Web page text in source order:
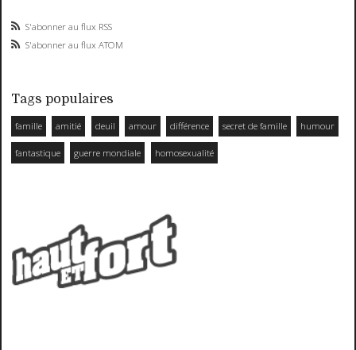
S'abonner au flux RSS
S'abonner au flux ATOM
Tags populaires
famille amitié deuil amour différence secret de famille humour
fantastique guerre mondiale homosexualité